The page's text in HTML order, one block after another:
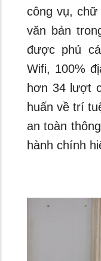
công vụ, chữ
văn bản
được phủ
Wifi, 100%
hơn 34 lượt
huấn về trí
an toàn
hành chính